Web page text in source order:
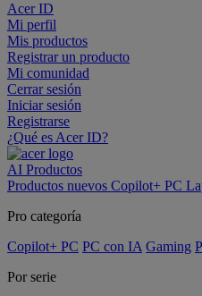
Acer ID
Mi perfil
Mis productos
Registrar un producto
Mi comunidad
Cerrar sesión
Iniciar sesión
Registrarse
¿Qué es Acer ID?
AI Productos
Productos nuevos Copilot+ PC
Pro categoría
Copilot+ PC PC con IA Gaming
Por serie